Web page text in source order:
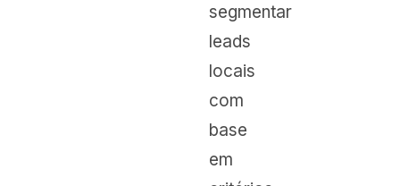
segmentar
leads
locais
com
base
em